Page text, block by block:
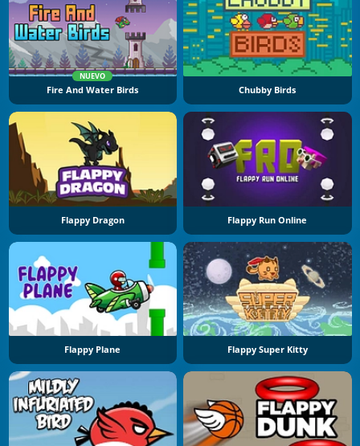
NUEVO
Fire And Water Birds Chubby Birds
Flappy Dragon Flappy Run Online
Flappy Plane Flappy Super Kitty